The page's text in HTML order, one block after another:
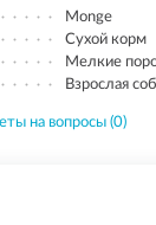
Monge
Сухой корм
Мелкие
Взрослая
на вопросы (0)